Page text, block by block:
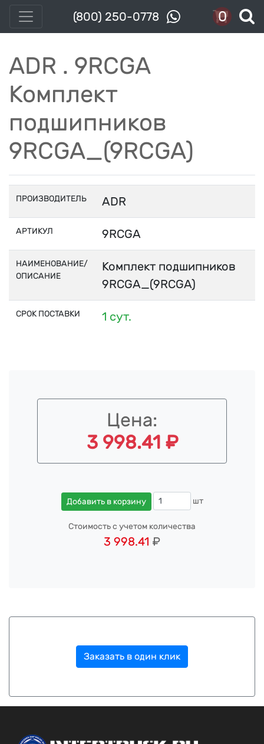
(800) 250-0778 0
ADR . 9RCGA
Комплект
подшипников
9RCGA_(9RCGA)
ПРОИЗВОДИТЕЛЬ ADR
АРТИКУЛ 9RCGA
НАИМЕНОВАНИЕ/
ОПИСАНИЕ
Комплект подшипников
9RCGA_(9RCGA)
СРОК ПОСТАВКИ 1 сут.
Цена:
3 998.41 ₽
Добавить в корзину шт
Стоимость с учетом количества
3 998.41 ₽
Заказать в один клик